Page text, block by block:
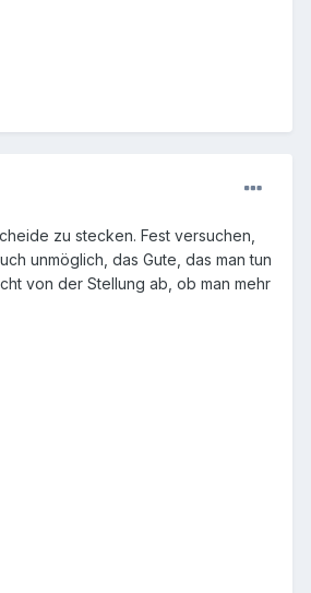
zu stecken. Fest versuchen,
unmöglich, das Gute, das man tun
von der Stellung ab, ob man mehr